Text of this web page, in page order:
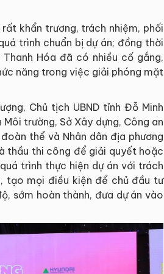
khẩn trương, trách nhiệm, phối
trình chuẩn bị dự án; đồng thời
Hóa đã có nhiều cố gắng,
năng trong việc giải phóng mặt
Chủ tịch UBND tỉnh Đỗ Minh
trường, Sở Xây dựng, Công an
thể và Nhân dân địa phương
thầu thi công để giải quyết hoặc
trình thực hiện dự án với trách
tạo mọi điều kiện để chủ đầu tư
sớm hoàn thành, đưa dự án vào